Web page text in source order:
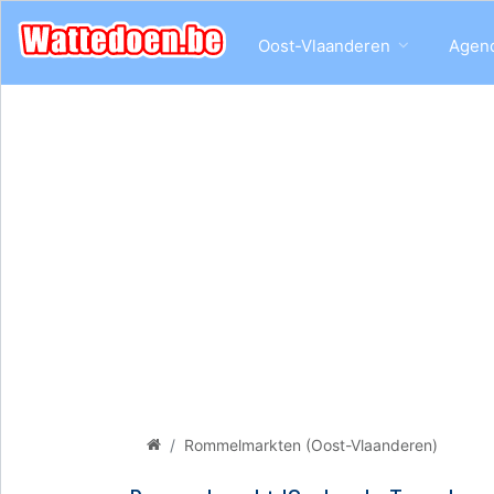
Oost-Vlaanderen
Rommelmarkten (Oost-Vlaanderen)